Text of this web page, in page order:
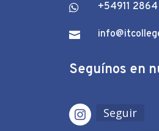
 +54911

Seguínos en
Seguir